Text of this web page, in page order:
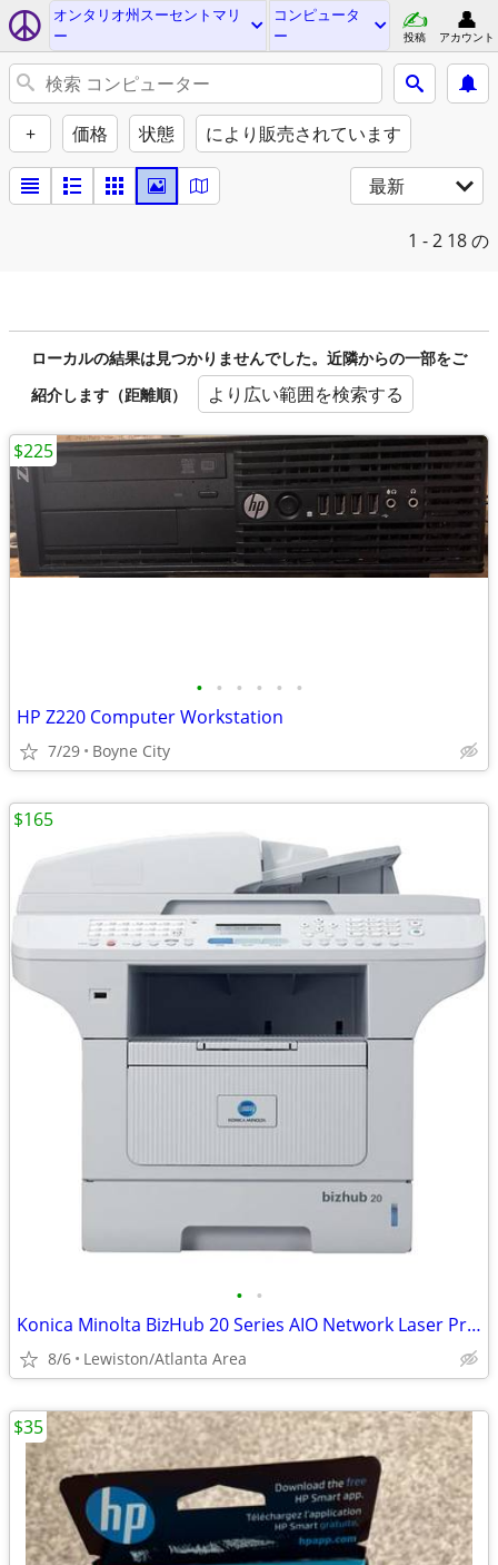
オンタリオ州スーセントマリ
ー
コンピュータ
ー
投稿 アカウント
+ 価格 状態 により販売されています
最新
1 - 2 18 の
ローカルの結果は見つかりませんでした。近隣からの一部をご
紹介します（距離順）
より広い範囲を検索する
• • • • • •
HP Z220 Computer Workstation
7/29 Boyne City
$225
• •
Konica Minolta BizHub 20 Series AIO Network Laser Printer
8/6 Lewiston/Atlanta Area
$165
$35